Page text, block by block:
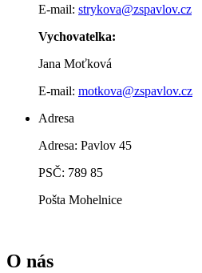
E-mail: strykova@zspavlov.cz
Vychovatelka:
Jana Moťková
E-mail: motkova@zspavlov.cz
Adresa
Adresa: Pavlov 45
PSČ: 789 85
Pošta Mohelnice
O nás